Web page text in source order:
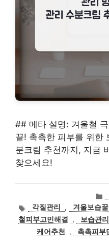
## 메타 설명: 겨울철
끝! 촉촉한 피부를 위한
분크림 추천까지, 지금
찾으세요!
태
그
각질관리 , 겨울보습꿀
철피부고민해결
, 보습관
케어추천
, 촉촉피부